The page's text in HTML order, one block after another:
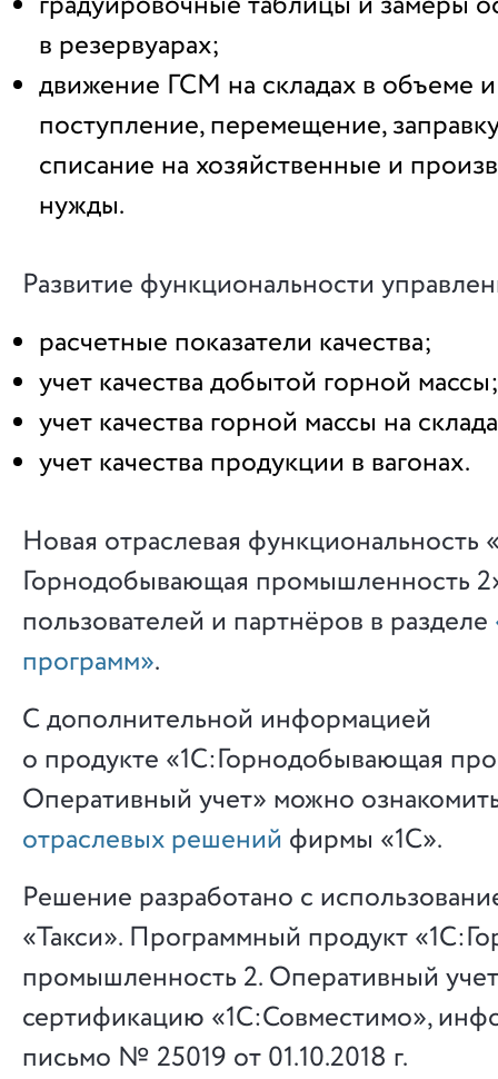
в резервуарах;
движение ГСМ на складах в объеме
поступление, перемещение,
списание на хозяйственные и
нужды.
Развитие функциональности
расчетные показатели качества;
учет качества добытой горной массы;
учет качества горной массы на
учет качества продукции в вагонах.
Новая отраслевая функциональность
Горнодобывающая промышленность
пользователей и партнёров в разделе
программ».
С дополнительной информацией
о продукте «1С:Горнодобывающая
Оперативный учет» можно
отраслевых решений фирмы «1С».
Решение разработано с
«Такси». Программный продукт
промышленность 2. Оперативный
сертификацию «1С:Совместимо»,
письмо № 25019 от 01.10.2018 г.